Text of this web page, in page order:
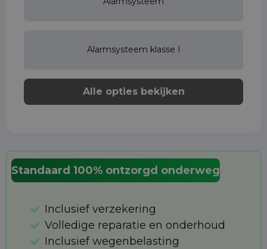
Alarmsysteem klasse I
Alle opties bekijken
Standaard 100% ontzorgd onderweg
Inclusief verzekering
Volledige reparatie en onderhoud
Inclusief wegenbelasting